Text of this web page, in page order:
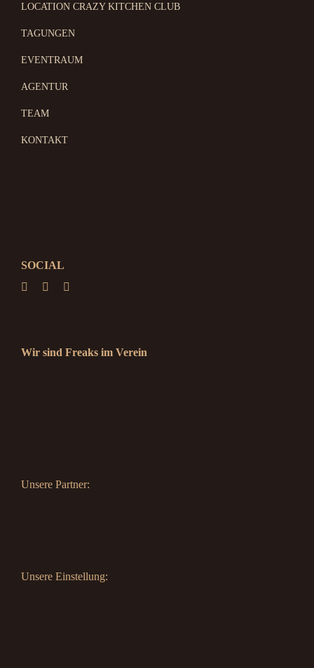
LOCATION CRAZY KITCHEN CLUB
TAGUNGEN
EVENTRAUM
AGENTUR
TEAM
KONTAKT
SOCIAL
Wir sind Freaks im Verein
Unsere Partner:
Unsere Einstellung: